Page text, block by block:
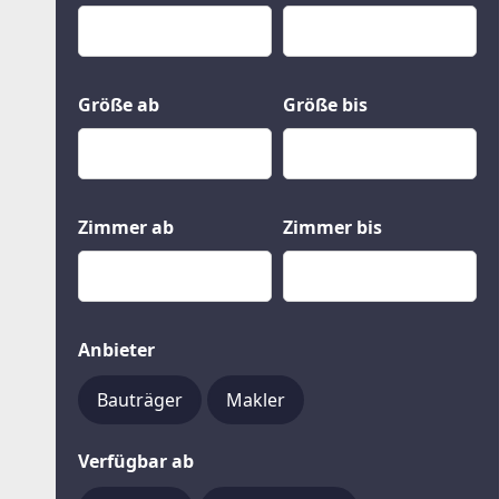
Grund und Boden
Kauf
Größe ab Größe bis
Zimmer ab Zimmer bis
Anbieter
Bauträger Makler
Verfügbar ab